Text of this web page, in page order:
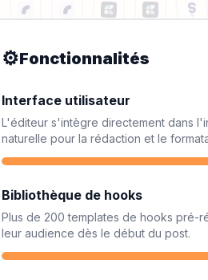
⚙️Fonctionnalités
Interface utilisateur
L'éditeur s'intègre directement dans
naturelle pour la rédaction et le
Bibliothèque de hooks
Plus de 200 templates de hooks pré-
leur audience dès le début du post.